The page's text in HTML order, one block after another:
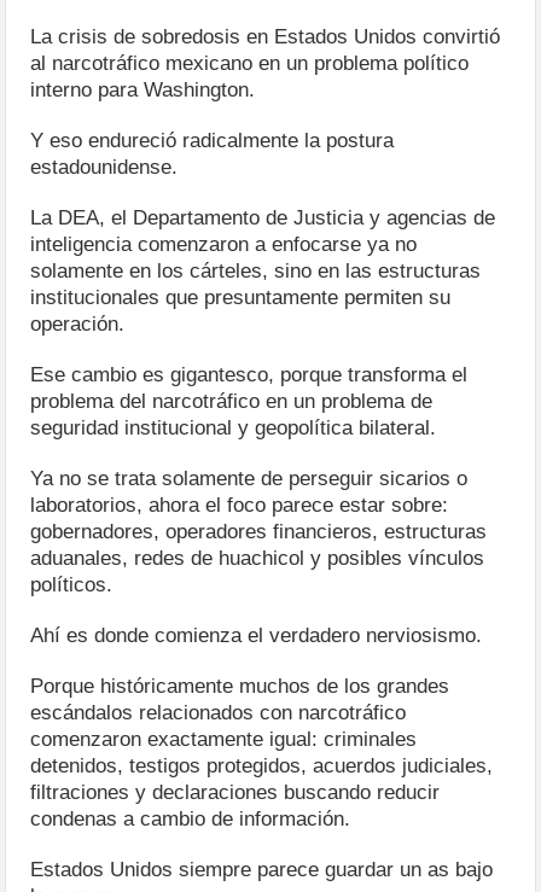
La crisis de sobredosis en Estados Unidos convirtió
al narcotráfico mexicano en un problema político
interno para Washington.
Y eso endureció radicalmente la postura
estadounidense.
La DEA, el Departamento de Justicia y agencias de
inteligencia comenzaron a enfocarse ya no
solamente en los cárteles, sino en las estructuras
institucionales que presuntamente permiten su
operación.
Ese cambio es gigantesco, porque transforma el
problema del narcotráfico en un problema de
seguridad institucional y geopolítica bilateral.
Ya no se trata solamente de perseguir sicarios o
laboratorios, ahora el foco parece estar sobre:
gobernadores, operadores financieros, estructuras
aduanales, redes de huachicol y posibles vínculos
políticos.
Ahí es donde comienza el verdadero nerviosismo.
Porque históricamente muchos de los grandes
escándalos relacionados con narcotráfico
comenzaron exactamente igual: criminales
detenidos, testigos protegidos, acuerdos judiciales,
filtraciones y declaraciones buscando reducir
condenas a cambio de información.
Estados Unidos siempre parece guardar un as bajo